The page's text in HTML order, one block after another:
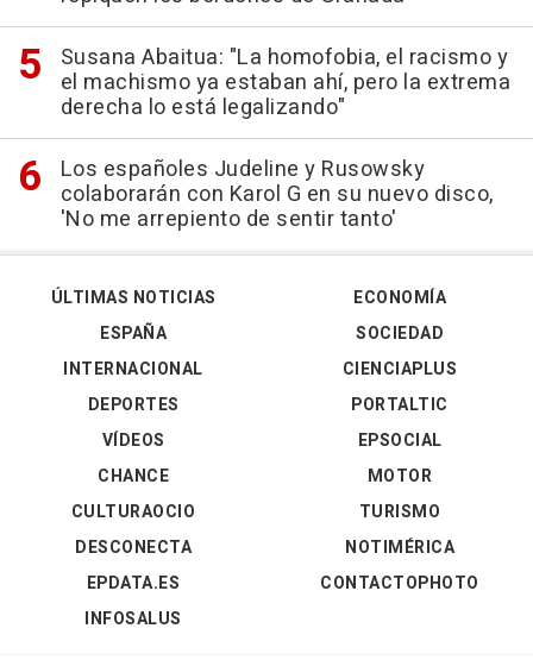
Susana Abaitua: "La homofobia, el racismo y
el machismo ya estaban ahí, pero la extrema
derecha lo está legalizando"
Los españoles Judeline y Rusowsky
colaborarán con Karol G en su nuevo disco,
'No me arrepiento de sentir tanto'
ÚLTIMAS NOTICIAS
ESPAÑA
INTERNACIONAL
DEPORTES
VÍDEOS
ECONOMÍA
SOCIEDAD
CIENCIAPLUS
PORTALTIC
EPSOCIAL
CHANCE
CULTURAOCIO
DESCONECTA
EPDATA.ES
INFOSALUS
MOTOR
TURISMO
NOTIMÉRICA
CONTACTOPHOTO